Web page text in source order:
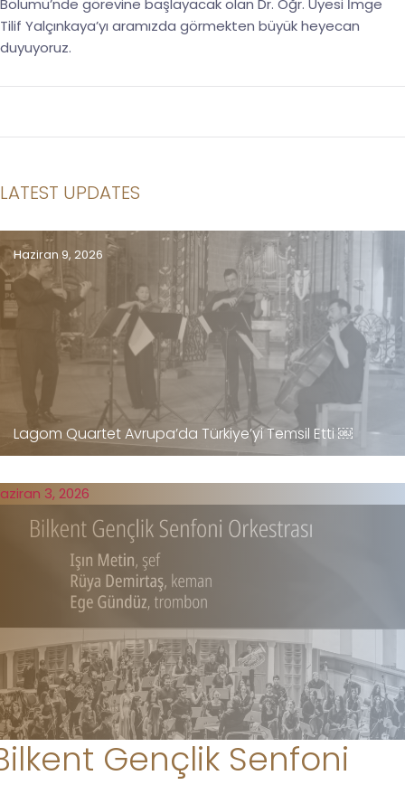
Bölümü’nde görevine başlayacak olan Dr. Öğr. Üyesi İmge
Tilif Yalçınkaya’yı aramızda görmekten büyük heyecan
duyuyoruz.
LATEST UPDATES
Haziran 9, 2026
Lagom Quartet Avrupa’da Türkiye’yi Temsil Etti ￼
3, 2026
Gençlik Senfoni